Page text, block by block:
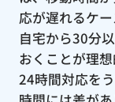
応が遅れるケー
自宅から30分
おくことが理想
24時間対応を